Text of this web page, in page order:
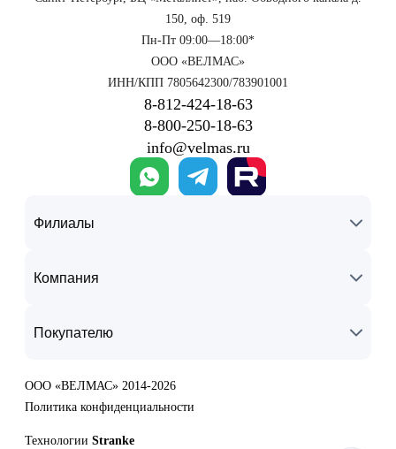
150, оф. 519
Пн-Пт 09:00—18:00*
ООО «ВЕЛМАС»
ИНН/КПП 7805642300/783901001
8‑812‑424‑18‑63
8‑800‑250‑18‑63
info@velmas.ru
Филиалы
Компания
Покупателю
ООО «ВЕЛМАС» 2014-2026
Политика конфиденциальности
Технологии Stranke